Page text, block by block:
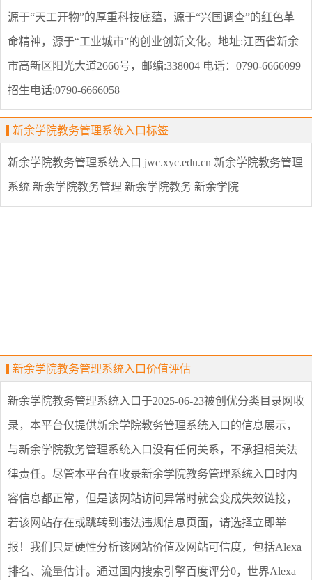
源于“天工开物”的厚重科技底蕴，源于“兴国调查”的红色革
命精神，源于“工业城市”的创业创新文化。地址:江西省新余
市高新区阳光大道2666号，邮编:338004 电话：0790-6666099
招生电话:0790-6666058
新余学院教务管理系统入口标签
新余学院教务管理系统入口 jwc.xyc.edu.cn 新余学院教务管理
系统 新余学院教务管理 新余学院教务 新余学院
新余学院教务管理系统入口价值评估
新余学院教务管理系统入口 于2025-06-23被创优分类目录网收
录，本平台仅提供新余学院教务管理系统入口 的信息展示，
与新余学院教务管理系统入口没有任何关系，不承担相关法
律责任。尽管本平台在收录新余学院教务管理系统入口 时内
容信息都正常，但是该网站访问异常时就会变成失效链接，
若该网站存在或跳转到违法违规信息页面，请选择立即举
报 ！我们只是硬性分析该网站价值及网站可信度，包括Alexa
排名、流量估计。通过国内搜索引擎百度评分0，世界Alexa